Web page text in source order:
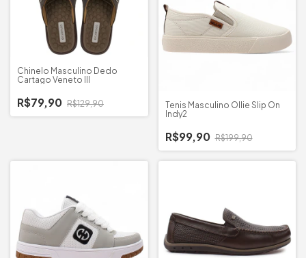
Chinelo Masculino Dedo
Cartago Veneto III
R$79,90 R$129,90
Tenis Masculino Ollie Slip On
Indy2
R$99,90 R$199,90